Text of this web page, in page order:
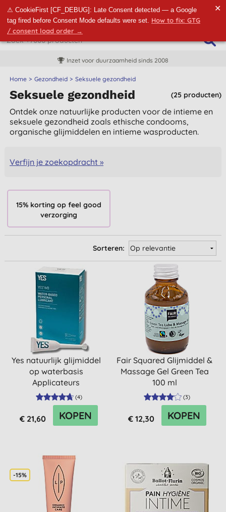
⚠ CookieFirst [CF_DEBUG]: Late Consent detected — a Google
tag fired before Consent Mode defaults were set. How to fix: GTG
/ consent load order →
✕
Inzet voor duurzaamheid sinds 2008
Home Gezondheid Seksuele gezondheid
(25 producten)
Seksuele gezondheid
Ontdek onze natuurlijke producten voor de intieme en
seksuele gezondheid zoals ethische condooms,
organische glijmiddelen en intieme wasproducten.
Verfijn je zoekopdracht »
15% korting op feel good
verzorging
Sorteren:
Yes natuurlijk glijmiddel
op waterbasis
Applicateurs
(4)
€ 21,60 KOPEN
Fair Squared Glijmiddel &
Massage Gel Green Tea
100 ml
(3)
€ 12,30 KOPEN
-15%